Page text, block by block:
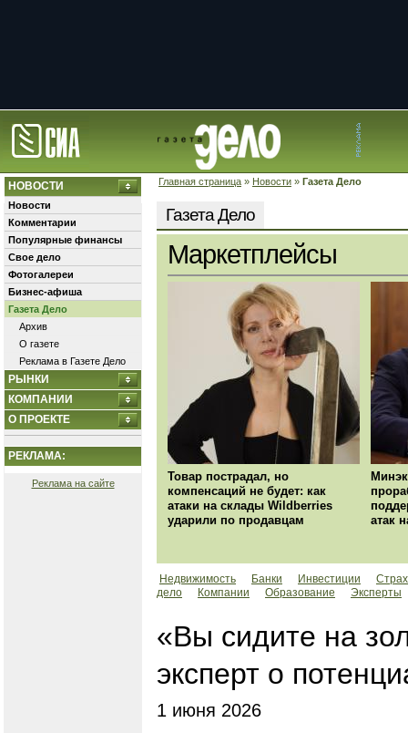
Главная страница » Новости » Газета Дело
НОВОСТИ
Новости
Комментарии
Популярные финансы
Свое дело
Фотогалереи
Бизнес-афиша
Газета Дело
Архив
О газете
Реклама в Газете Дело
РЫНКИ
КОМПАНИИ
О ПРОЕКТЕ
РЕКЛАМА:
Реклама на сайте
Газета Дело
Маркетплейсы
Товар пострадал, но
компенсаций не будет: как
атаки на склады Wildberries
ударили по продавцам
атак
Недвижимость Банки Инвестиции
дело
Компании Образование Эксперты
«Вы сидите на
эксперт о
1 июня 2026